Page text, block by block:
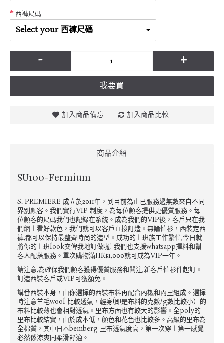
西褲尺碼
Select your 西褲尺碼
- +
我要買
加入商品備忘 加入商品比較
商品介紹
SU100-Fermium
S. PREMIERE 成立於2011年，到目前為止已服務過無數來自不同
界別顧客。我們實行VIP 制度，為每位顧客提供更優質服務。每
位顧客的尺碼我們也記錄在系統。成為我們的VIP後，客戶只在我
們網上看好款色，我們就可以客戶直接訂造。無論恤衫，西裝定西
褲,都可以保持最整齊時尚的造型。成功的上班族工作繁忙,今日就
將你的上班look交俾我地訂做啦! 我們也支援whatsapp擇料和幫
客人配搭服務。單次購物滿HK$1,000就可成為VIP一年。
請注意,為確保我們顧客獲得優質服務和闗注,新客戶恤衫件起訂。
訂造西裝客戶或VIP可獲額免。
講番西裝本身，由你選擇的西裝布料再配合內襯和內里組成。選擇
時注意羊毛wool 比較透氣，輕身(即是布料的克數/g數比較小）的
布料比較薄也會相對透氣。里布方面也有較大的影響。全poly的
里布比較結實，由於成本低，顏色和花色也比較多。高級的里布為
全棉質，其中日本bemberg 里布透氣度高，第一次穿上第一感覺
必然係涼爽同柔滑舒適。